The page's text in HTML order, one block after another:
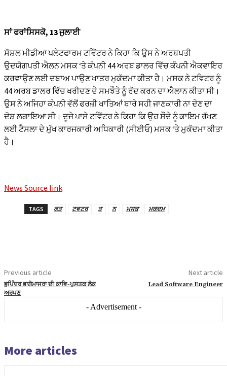
ਸਾਂ ਫਰਾਂਸਿਸਕੋ, 13 ਜੁਲਾਈ
ਸੋਸ਼ਲ ਮੀਡੀਆ ਪਲੇਟਫਾਰਮ ਟਵਿੱਟਰ ਨੇ ਕਿਹਾ ਕਿ ਉਸ ਨੇ ਅਰਬਪਤੀ
ਉਦਯੋਗਪਤੀ ਐਲਨ ਮਸਕ ‘ਤੇ ਕੰਪਨੀ 44 ਅਰਬ ਡਾਲਰ ਵਿੱਚ ਕੰਪਨੀ ਐਕਵਾਇਰ
ਕਰਵਾਉਣ ਲਈ ਦਬਾਅ ਪਾਉਣ ਖਾਤਰ ਮੁਕੱਦਮਾ ਕੀਤਾ ਹੈ। ਮਸਕ ਨੇ ਟਵਿਟਰ ਨੂੰ
44 ਅਰਬ ਡਾਲਰ ਵਿੱਚ ਖਰੀਦਣ ਦੇ ਸਮਝੌਤੇ ਨੂੰ ਰੱਦ ਕਰਨ ਦਾ ਐਲਾਨ ਕੀਤਾ ਸੀ।
ਉਸ ਨੇ ਅਜਿਹਾ ਕੰਪਨੀ ਵੱਲੋਂ ਫਰਜ਼ੀ ਖਾਤਿਆਂ ਬਾਰੇ ਸਹੀ ਜਾਣਕਾਰੀ ਨਾ ਦੇਣ ਦਾ
ਦੋਸ਼ ਲਗਾਇਆ ਸੀ। ਦੂਜੇ ਪਾਸੇ ਟਵਿੱਟਰ ਨੇ ਕਿਹਾ ਕਿ ਉਹ ਸੌਦੇ ਨੂੰ ਕਾਇਮ ਰੱਖਣ
ਲਈ ਟੈਸਲਾ ਦੇ ਮੁੱਖ ਕਾਰਜਕਾਰੀ ਅਧਿਕਾਰੀ (ਸੀਈਓ) ਮਸਕ ‘ਤੇ ਮੁਕੱਦਮਾ ਕੀਤਾ
ਹੈ।
News Source link
TAGS ਕਤ ਟਵਟਰ ਤ ਨ ਮਸਕ ਮਕਦਮ
Previous article
ਭੁਪਿੰਦਰ ਭਾਗੋਮਾਜਰਾ ਦੀ ਕਾਵਿ-ਪੁਸਤਕ ਲੋਕ
ਅਰਪਣ
Next article
Lead Software Engineer
- Advertisement -
More articles